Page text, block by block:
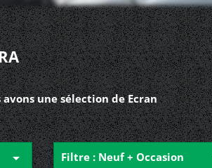
une sélection de Ecran
 Filtre : Neuf + Occasion